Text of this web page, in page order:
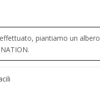
piantiamo un albero